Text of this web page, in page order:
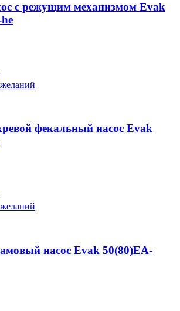
с режущим механизмом Evak
фекальный насос Evak
насос Evak 50(80)EA-